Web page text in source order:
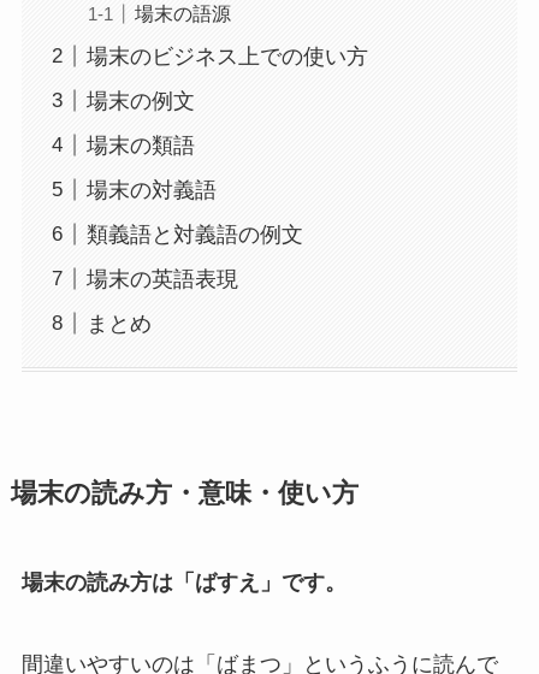
場末の語源
場末のビジネス上での使い方
場末の例文
場末の類語
場末の対義語
類義語と対義語の例文
場末の英語表現
まとめ
場末の読み方・意味・使い方
場末の読み方は「ばすえ」です。
間違いやすいのは「ばまつ」というふうに読んで